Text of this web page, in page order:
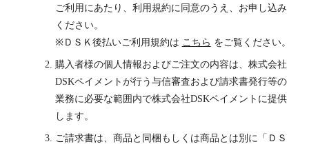
ご利用にあたり、利用規約に同意のうえ、お申し込み
ください。
※ＤＳＫ後払いご利用規約は こちら をご覧ください。
購入者様の個人情報およびご注文の内容は、株式会社
DSKペイメントが行う与信審査および請求書発行等の
業務に必要な範囲内で株式会社DSKペイメントに提供
します。
ご請求書は、商品と同梱もしくは商品とは別に「ＤＳ